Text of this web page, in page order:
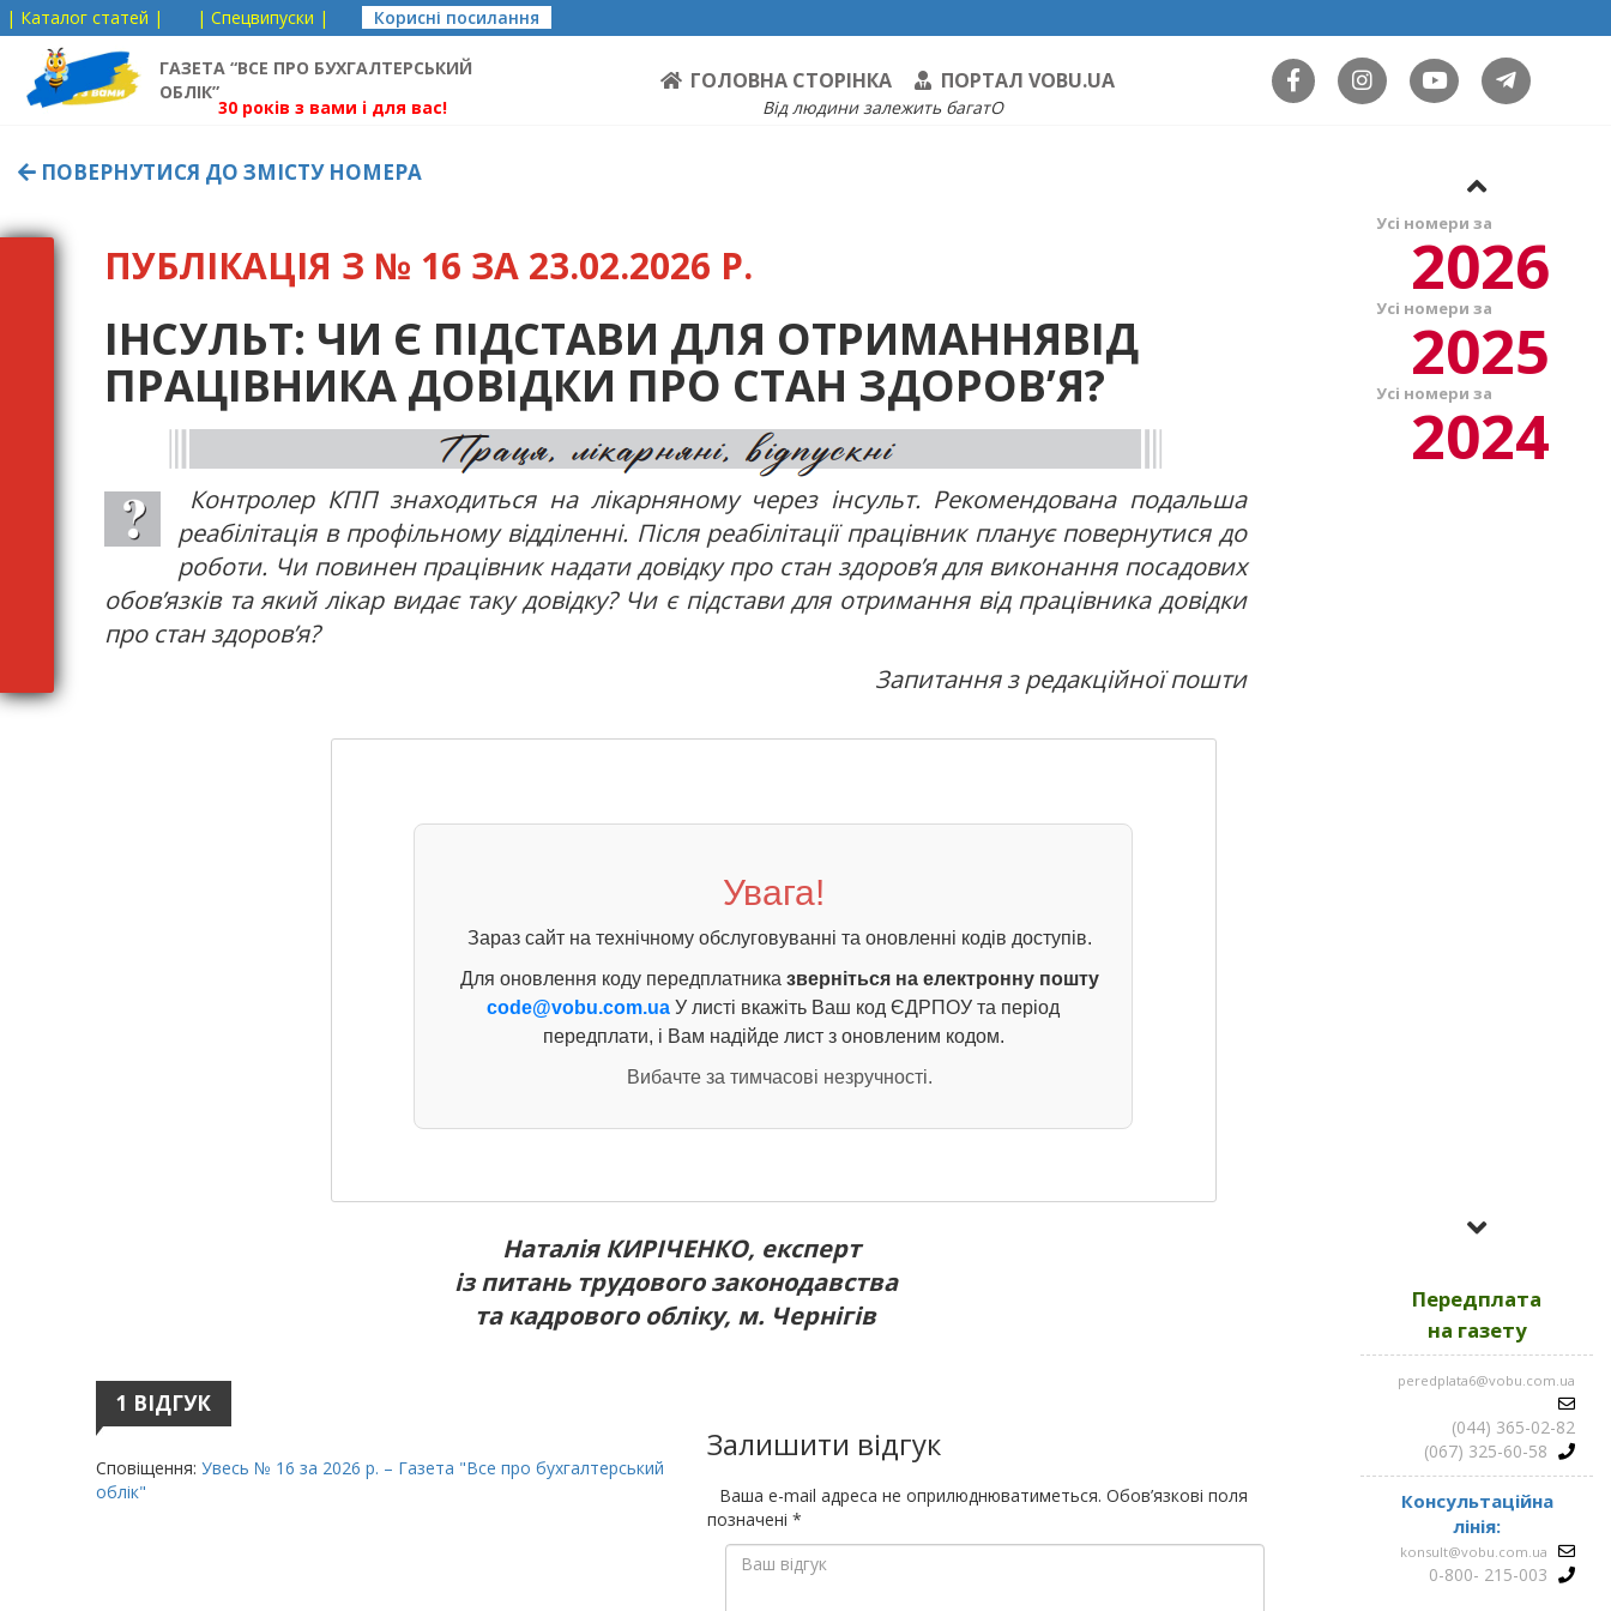
| Каталог статей | | Спецвипуски | Корисні посилання
ГАЗЕТА “ВСЕ ПРО БУХГАЛТЕРСЬКИЙ
ОБЛІК”
ГОЛОВНА СТОРІНКА ПОРТАЛ VOBU.UA
30 років з вами і для вас! Від людини залежить багатО
ПОВЕРНУТИСЯ ДО ЗМІСТУ НОМЕРА
ПУБЛІКАЦІЯ З № 16 ЗА 23.02.2026 Р.
ІНСУЛЬТ: ЧИ Є ПІДСТАВИ ДЛЯ ОТРИМАННЯВІД
ПРАЦІВНИКА ДОВІДКИ ПРО СТАН ЗДОРОВ’Я?
Контролер КПП знаходиться на лікарняному через інсульт. Рекомендована подальша
реабілітація в профільному відділенні. Після реабілітації працівник планує повернутися до
роботи. Чи повинен працівник надати довідку про стан здоров’я для виконання посадових
обов’язків та який лікар видає таку довідку? Чи є підстави для отримання від працівника довідки
про стан здоров’я?
Запитання з редакційної пошти
Увага!
Зараз сайт на технічному обслуговуванні та оновленні кодів доступів.
Для оновлення коду передплатника зверніться на електронну пошту
code@vobu.com.ua У листі вкажіть Ваш код ЄДРПОУ та період
передплати, і Вам надійде лист з оновленим кодом.
Вибачте за тимчасові незручності.
Наталія КИРІЧЕНКО, експерт
із питань трудового законодавства
та кадрового обліку, м. Чернігів
1 ВІДГУК
Сповіщення: Увесь № 16 за 2026 р. – Газета "Все про бухгалтерський
облік"
Залишити відгук
Ваша e-mail адреса не оприлюднюватиметься. Обов’язкові поля
позначені *
Усі номери за
2026
Усі номери за
2025
Усі номери за
2024
2023
Усі номери за
2022
Усі номери за
2021
Передплата
на газету
peredplata6@vobu.com.ua
(044) 365-02-82
(067) 325-60-58
Консультаційна
лінія:
konsult@vobu.com.ua
0-800- 215-003